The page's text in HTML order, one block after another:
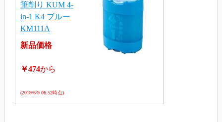
筆削り KUM 4-
in-1 K4 ブルー
KM111A
新品価格
￥474から
(2019/6/9 06:52時点)